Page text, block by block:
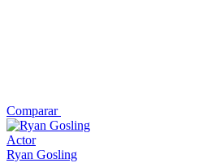
Comparar
Actor
Ryan Gosling